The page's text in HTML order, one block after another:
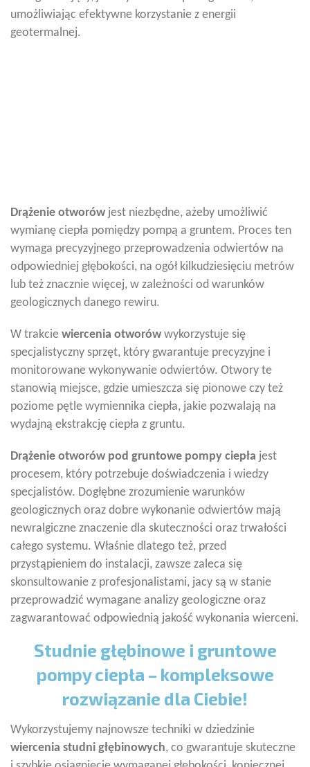
umożliwiając efektywne korzystanie z energii
geotermalnej.
Drążenie otworówjest niezbędne, ażeby umożliwić
wymianę ciepła pomiędzy pompą a gruntem. Proces ten
wymaga precyzyjnego przeprowadzenia odwiertów na
odpowiedniej głębokości, na ogół kilkudziesięciu metrów
lub też znacznie więcej, w zależności od warunków
geologicznych danego rewiru.
W trakcie wiercenia otworówwykorzystuje się
specjalistyczny sprzęt, który gwarantuje precyzyjne i
monitorowane wykonywanie odwiertów. Otwory te
stanowią miejsce, gdzie umieszcza się pionowe czy też
poziome pętle wymiennika ciepła, jakie pozwalają na
wydajną ekstrakcję ciepła z gruntu.
Drążenie otworów pod gruntowe pompy ciepła jest
procesem, który potrzebuje doświadczenia i wiedzy
specjalistów. Dogłębne zrozumienie warunków
geologicznych oraz dobre wykonanie odwiertów mają
newralgiczne znaczenie dla skuteczności oraz trwałości
całego systemu. Właśnie dlatego też, przed
przystąpieniem do instalacji, zawsze zaleca się
skonsultowanie z profesjonalistami, jacy są w stanie
przeprowadzić wymagane analizy geologiczne oraz
zagwarantować odpowiednią jakość wykonania wierceni.
Studnie głębinowe i gruntowe
pompy ciepła – kompleksowe
rozwiązanie dla Ciebie!
Wykorzystujemy najnowsze techniki w dziedzinie
wiercenia studni głębinowych, co gwarantuje skuteczne